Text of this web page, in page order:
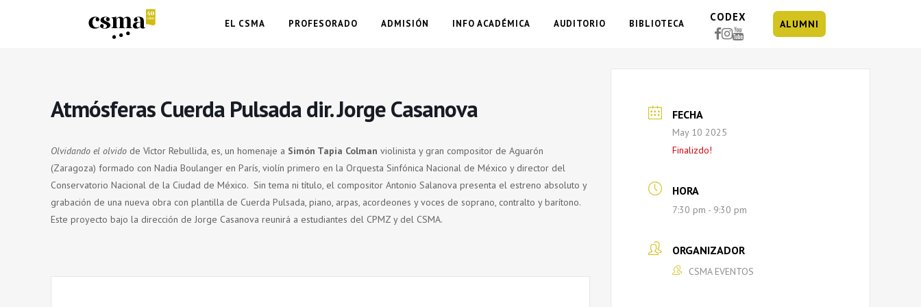
EL CSMA PROFESORADO ADMISIÓN INFO ACADÉMICA AUDITORIO BIBLIOTECA
CODEX
ALUMNI
Atmósferas Cuerda Pulsada dir. Jorge Casanova
Olvidando el olvido de Víctor Rebullida, es, un homenaje a Simón Tapia Colman violinista y gran compositor de Aguarón
(Zaragoza) formado con Nadia Boulanger en París, violín primero en la Orquesta Sinfónica Nacional de México y director del
Conservatorio Nacional de la Ciudad de México. Sin tema ni título, el compositor Antonio Salanova presenta el estreno absoluto y
grabación de una nueva obra con plantilla de Cuerda Pulsada, piano, arpas, acordeones y voces de soprano, contralto y barítono.
Este proyecto bajo la dirección de Jorge Casanova reunirá a estudiantes del CPMZ y del CSMA.
FECHA
May 10 2025
Finalizdo!
HORA
7:30 pm - 9:30 pm
ORGANIZADOR
CSMA EVENTOS